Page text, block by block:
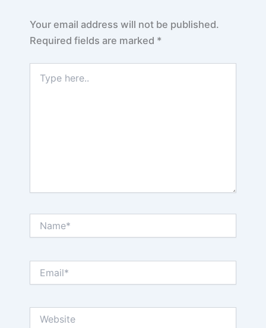
Your email address will not be published.
Required fields are marked *
here..